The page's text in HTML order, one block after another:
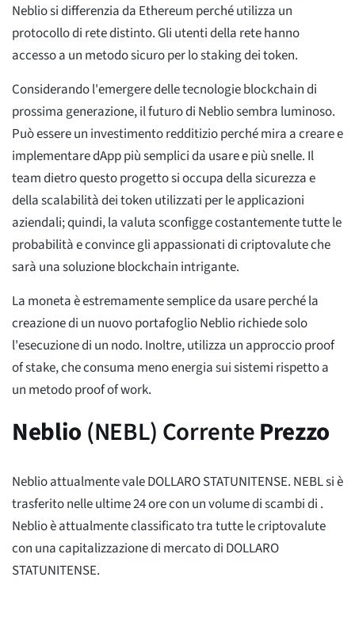
Neblio si differenzia da Ethereum perché utilizza un
protocollo di rete distinto. Gli utenti della rete hanno
accesso a un metodo sicuro per lo staking dei token.
Considerando l'emergere delle tecnologie blockchain di
prossima generazione, il futuro di Neblio sembra luminoso.
Può essere un investimento redditizio perché mira a creare e
implementare dApp più semplici da usare e più snelle. Il
team dietro questo progetto si occupa della sicurezza e
della scalabilità dei token utilizzati per le applicazioni
aziendali; quindi, la valuta sconfigge costantemente tutte le
probabilità e convince gli appassionati di criptovalute che
sarà una soluzione blockchain intrigante.
La moneta è estremamente semplice da usare perché la
creazione di un nuovo portafoglio Neblio richiede solo
l'esecuzione di un nodo. Inoltre, utilizza un approccio proof
of stake, che consuma meno energia sui sistemi rispetto a
un metodo proof of work.
Neblio (NEBL) CorrentePrezzo
Neblio attualmente valeDOLLARO STATUNITENSE. NEBL si è
trasferitonelle ultime 24 ore con un volume di scambi di .
Neblio è attualmente classificatotra tutte le criptovalute
con una capitalizzazione di mercato di DOLLARO
STATUNITENSE.